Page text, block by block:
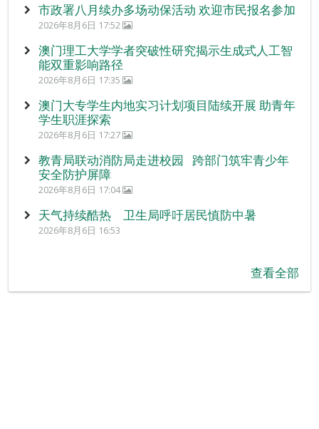
市政署八月续办多场动保活动 欢迎市民报名参加
2026年8月6日 17:52
澳门理工大学学者突破性研究揭示生成式人工智
能双重影响路径
2026年8月6日 17:35
澳门大专学生内地实习计划项目陆续开展 助青年
学生职涯探索
2026年8月6日 17:27
教青局联动消防局走进校园 跨部门筑牢青少年
安全防护屏障
2026年8月6日 17:04
天气持续酷热 卫生局呼吁居民慎防中暑
2026年8月6日 16:53
查看全部